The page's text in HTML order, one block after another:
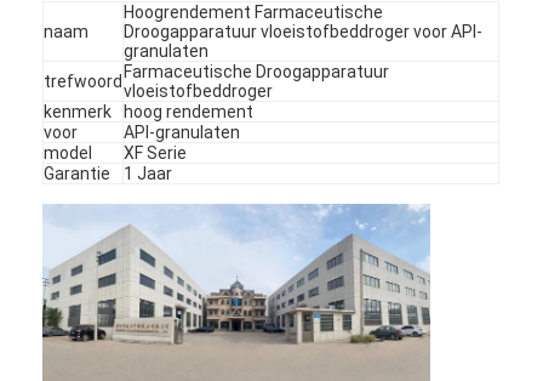
naam
Hoogrendement Farmaceutische
Droogapparatuur vloeistofbeddroger voor API-
granulaten
trefwoord Farmaceutische Droogapparatuur
vloeistofbeddroger
kenmerk
hoog rendement
voor
API-granulaten
model
XF Serie
Garantie
1 Jaar